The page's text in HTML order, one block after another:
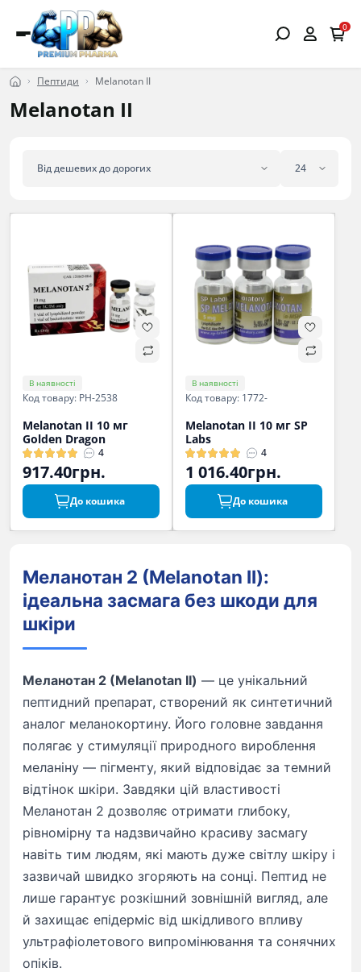
0
Пептиди Melanotan II
Melanotan II
В наявності
Код товару: PH-2538
Melanotan II 10 мг
Golden Dragon
4
917.40грн.
До кошика
В наявності
Код товару: 1772-
Melanotan II 10 мг SP
Labs
4
1 016.40грн.
До кошика
Меланотан 2 (Melanotan II):
ідеальна засмага без шкоди для
шкіри
Меланотан 2 (Melanotan II) — це унікальний
пептидний препарат, створений як синтетичний
аналог меланокортину. Його головне завдання
полягає у стимуляції природного вироблення
меланіну — пігменту, який відповідає за темний
відтінок шкіри. Завдяки цій властивості
Меланотан 2 дозволяє отримати глибоку,
рівномірну та надзвичайно красиву засмагу
навіть тим людям, які мають дуже світлу шкіру і
зазвичай швидко згоряють на сонці. Пептид не
лише гарантує розкішний зовнішній вигляд, але
й захищає епідерміс від шкідливого впливу
ультрафіолетового випромінювання та сонячних
опіків.